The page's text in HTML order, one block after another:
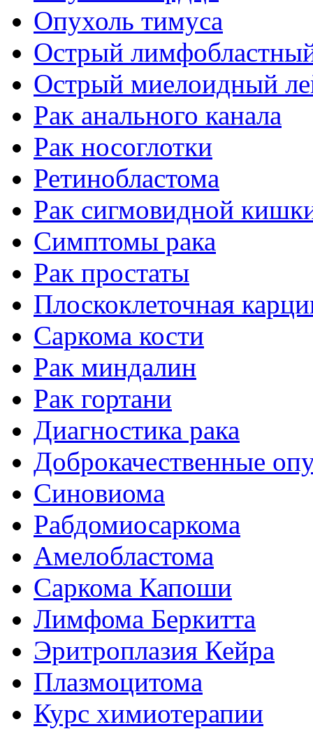
Опухоль тимуса
Острый
Острый миелоидный
Рак анального канала
Рак носоглотки
Ретинобластома
Рак сигмовидной
Симптомы рака
Рак простаты
Плоскоклеточная
Саркома кости
Рак миндалин
Рак гортани
Диагностика рака
Доброкачественные
Синовиома
Рабдомиосаркома
Амелобластома
Саркома Капоши
Лимфома Беркитта
Эритроплазия Кейра
Плазмоцитома
Курс химиотерапии